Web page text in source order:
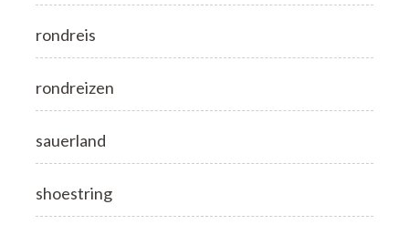
rondreis
rondreizen
sauerland
shoestring